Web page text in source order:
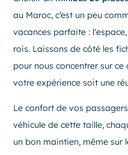
au Maroc, c’est un peu
vacances parfaite :
rois. Laissons de côté les
pour nous concentrer sur
votre expérience soit une
Le confort de vos
véhicule de cette taille,
un bon maintien, même sur